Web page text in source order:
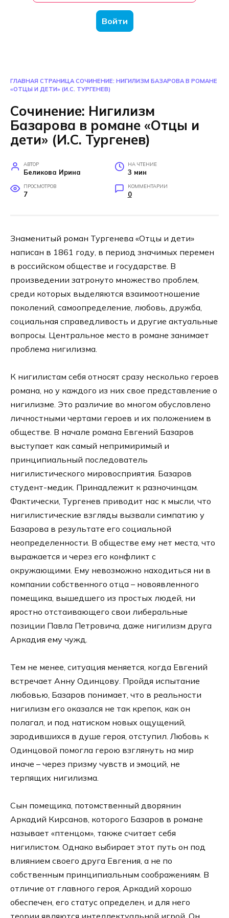
Войти
ГЛАВНАЯ СТРАНИЦА СОЧИНЕНИЕ: НИГИЛИЗМ БАЗАРОВА В РОМАНЕ
«ОТЦЫ И ДЕТИ» (И.С. ТУРГЕНЕВ)
Сочинение: Нигилизм
Базарова в романе «Отцы и
дети» (И.С. Тургенев)
АВТОР
Беликова Ирина
НА ЧТЕНИЕ
3 мин
ПРОСМОТРОВ
7
КОММЕНТАРИИ
0
Знаменитый роман Тургенева «Отцы и дети»
написан в 1861 году, в период значимых перемен
в российском обществе и государстве. В
произведении затронуто множество проблем,
среди которых выделяются взаимоотношение
поколений, самоопределение, любовь, дружба,
социальная справедливость и другие актуальные
вопросы. Центральное место в романе занимает
проблема нигилизма.
К нигилистам себя относят сразу несколько героев
романа, но у каждого из них свое представление о
нигилизме. Это различие во многом обусловлено
личностными чертами героев и их положением в
обществе. В начале романа Евгений Базаров
выступает как самый непримиримый и
принципиальный последователь
нигилистического мировосприятия. Базаров
студент-медик. Принадлежит к разночинцам.
Фактически, Тургенев приводит нас к мысли, что
нигилистические взгляды вызвали симпатию у
Базарова в результате его социальной
неопределенности. В обществе ему нет места, что
выражается и через его конфликт с
окружающими. Ему невозможно находиться ни в
компании собственного отца – новоявленного
помещика, вышедшего из простых людей, ни
яростно отстаивающего свои либеральные
позиции Павла Петровича, даже нигилизм друга
Аркадия ему чужд.
Тем не менее, ситуация меняется, когда Евгений
встречает Анну Одинцову. Пройдя испытание
любовью, Базаров понимает, что в реальности
нигилизм его оказался не так крепок, как он
полагал, и под натиском новых ощущений,
зародившихся в душе героя, отступил. Любовь к
Одинцовой помогла герою взглянуть на мир
иначе – через призму чувств и эмоций, не
терпящих нигилизма.
Сын помещика, потомственный дворянин
Аркадий Кирсанов, которого Базаров в романе
называет «птенцом», также считает себя
нигилистом. Однако выбирает этот путь он под
влиянием своего друга Евгения, а не по
собственным принципиальным соображениям. В
отличие от главного героя, Аркадий хорошо
обеспечен, его статус определен, и для него